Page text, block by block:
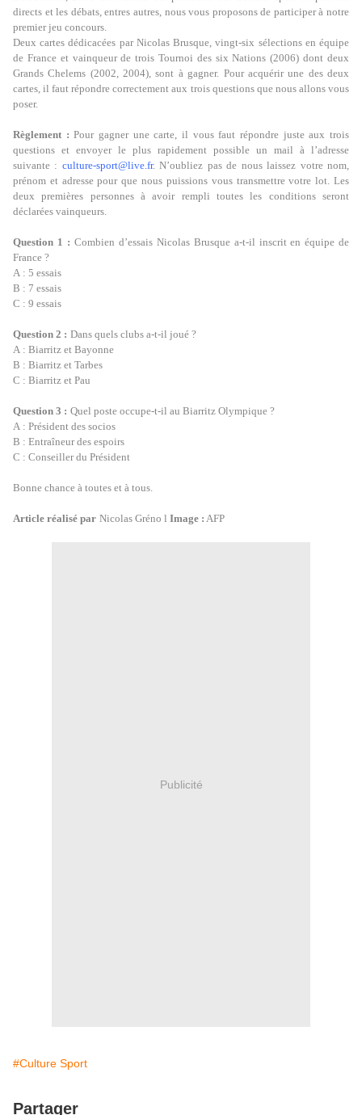
directs et les débats, entres autres, nous vous proposons de participer à notre
premier jeu concours.
Deux cartes dédicacées par Nicolas Brusque, vingt-six sélections en équipe
de France et vainqueur de trois Tournoi des six Nations (2006) dont deux
Grands Chelems (2002, 2004), sont à gagner. Pour acquérir une des deux
cartes, il faut répondre correctement aux trois questions que nous allons vous
poser.
Règlement : Pour gagner une carte, il vous faut répondre juste aux trois
questions et envoyer le plus rapidement possible un mail à l’adresse
suivante : culture-sport@live.fr. N’oubliez pas de nous laissez votre nom,
prénom et adresse pour que nous puissions vous transmettre votre lot. Les
deux premières personnes à avoir rempli toutes les conditions seront
déclarées vainqueurs.
Question 1 : Combien d’essais Nicolas Brusque a-t-il inscrit en équipe de
France ?
A : 5 essais
B : 7 essais
C : 9 essais
Question 2 : Dans quels clubs a-t-il joué ?
A : Biarritz et Bayonne
B : Biarritz et Tarbes
C : Biarritz et Pau
Question 3 : Quel poste occupe-t-il au Biarritz Olympique ?
A : Président des socios
B : Entraîneur des espoirs
C : Conseiller du Président
Bonne chance à toutes et à tous.
Article réalisé par Nicolas Gréno l Image : AFP
Publicité
#Culture Sport
Partager